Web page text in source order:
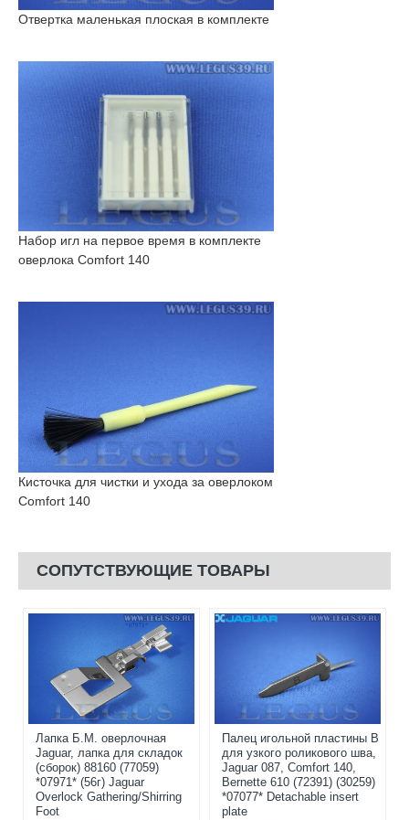
Отвертка маленькая плоская в комплекте
Набор игл на первое время в комплекте
оверлока Comfort 140
Кисточка для чистки и ухода за оверлоком
Comfort 140
СОПУТСТВУЮЩИЕ ТОВАРЫ
Лапка Б.М. оверлочная
Jaguar, лапка для складок
(сборок) 88160 (77059)
*07971* (56г) Jaguar
Overlock Gathering/Shirring
Foot
Палец игольной пластины B
для узкого роликового шва,
Jaguar 087, Comfort 140,
Bernette 610 (72391) (30259)
*07077* Detachable insert
plate